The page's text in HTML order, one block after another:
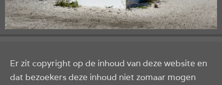
Er zit copyright op de inhoud van deze website en
dat bezoekers deze inhoud niet zomaar mogen